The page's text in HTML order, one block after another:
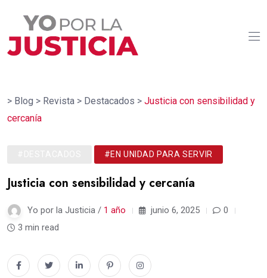
> Blog > Revista > Destacados > Justicia con sensibilidad y
cercanía
#EN UNIDAD PARA SERVIR
Justicia con sensibilidad y cercanía
Yo por la Justicia / 1 año junio 6, 2025
0
3 min read